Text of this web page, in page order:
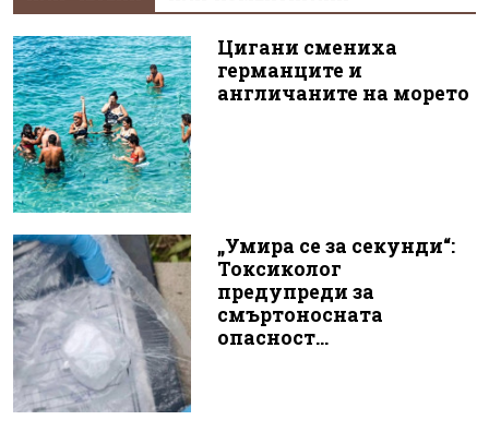
Цигани смениха
германците и
англичаните на морето
„Умира се за секунди“:
Токсиколог
предупреди за
смъртоносната
опасност...